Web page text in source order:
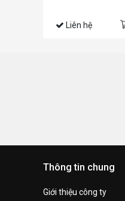
Liên hệ
Thông tin chung
Giới thiệu công ty